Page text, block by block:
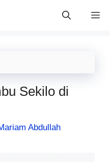
Sekilo di
Abdullah